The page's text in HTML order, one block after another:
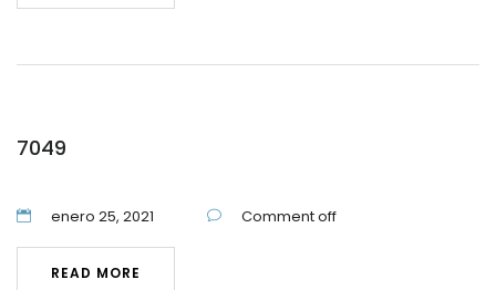
7049
enero 25, 2021 Comment off
READ MORE